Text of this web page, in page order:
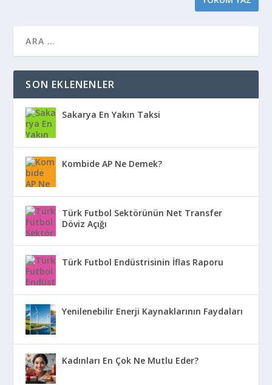
SON EKLENENLER
Sakarya En Yakın Taksi
Kombide AP Ne Demek?
Türk Futbol Sektörünün Net Transfer
Döviz Açığı
Türk Futbol Endüstrisinin İflas Raporu
Yenilenebilir Enerji Kaynaklarının Faydaları
Kadınları En Çok Ne Mutlu Eder?